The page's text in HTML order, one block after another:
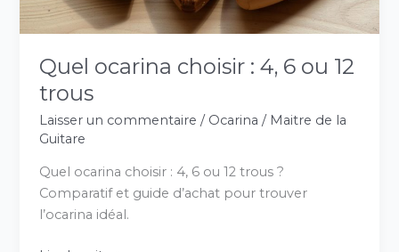
Quel ocarina choisir : 4, 6 ou 12
trous
Laisser un commentaire / Ocarina / Maitre de la
Guitare
Quel ocarina choisir : 4, 6 ou 12 trous ?
Comparatif et guide d’achat pour trouver
l’ocarina idéal.
trous